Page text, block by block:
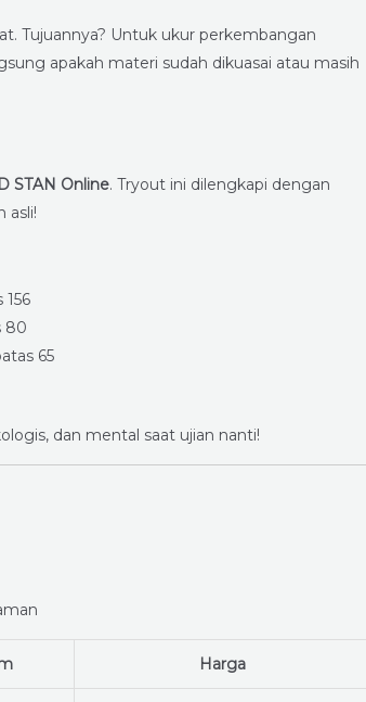
Tujuannya? Untuk ukur perkembangan
apakah materi sudah dikuasai atau masih
STAN Online. Tryout ini dilengkapi dengan
asli!
156
80
65
dan mental saat ujian nanti!
Harga